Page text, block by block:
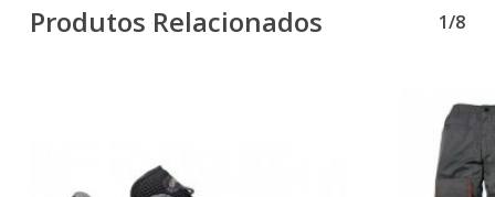
Produtos Relacionados 1/8